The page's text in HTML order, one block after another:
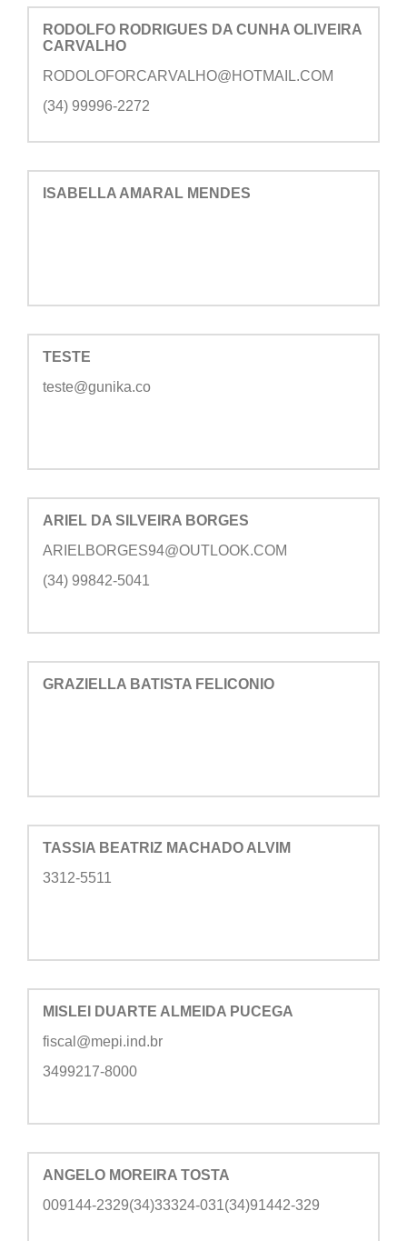
RODOLFO RODRIGUES DA CUNHA OLIVEIRA
CARVALHO
RODOLOFORCARVALHO@HOTMAIL.COM
(34) 99996-2272
ISABELLA AMARAL MENDES
TESTE
teste@gunika.co
ARIEL DA SILVEIRA BORGES
ARIELBORGES94@OUTLOOK.COM
(34) 99842-5041
GRAZIELLA BATISTA FELICONIO
TASSIA BEATRIZ MACHADO ALVIM
3312-5511
MISLEI DUARTE ALMEIDA PUCEGA
fiscal@mepi.ind.br
3499217-8000
ANGELO MOREIRA TOSTA
009144-2329(34)33324-031(34)91442-329